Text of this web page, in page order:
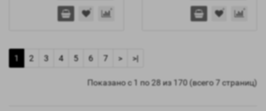
1 2 3 4 5 6 7 > >|
Показано с 1 по 28 из 170 (всего 7 страниц)